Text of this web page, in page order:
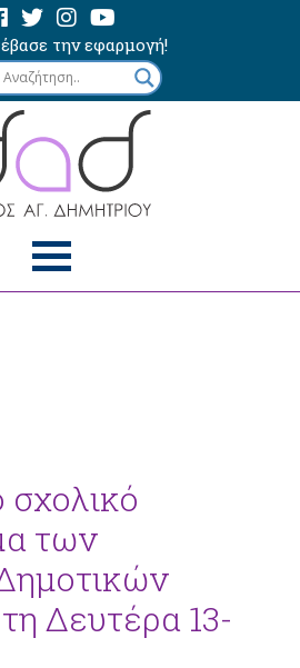
την εφαρμογή!
σχολικό
των
Δευτέρα 13-